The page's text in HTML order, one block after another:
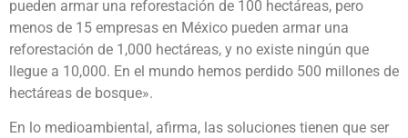
pueden armar una reforestación de 100 hectáreas, pero
menos de 15 empresas en México pueden armar una
reforestación de 1,000 hectáreas, y no existe ningún que
llegue a 10,000. En el mundo hemos perdido 500 millones de
hectáreas de bosque».
En lo medioambiental, afirma, las soluciones tienen que ser